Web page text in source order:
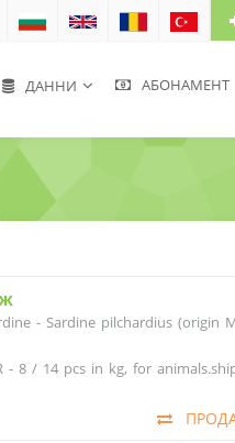
ДАННИ АБОНАМЕНТ
- Sardine pilchardius (origin
- 8 / 14 pcs in kg, for